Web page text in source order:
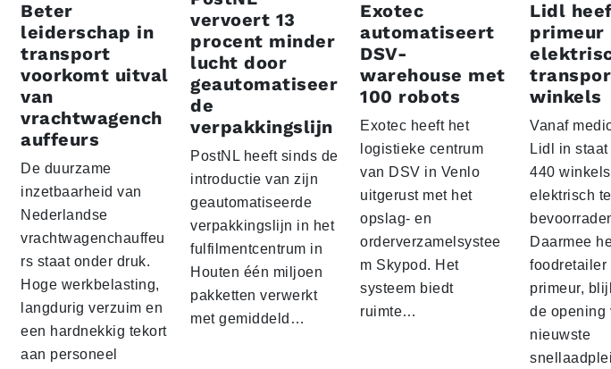
Beter
leiderschap in
transport
voorkomt uitval
van
vrachtwagench
auffeurs
De duurzame
inzetbaarheid van
Nederlandse
vrachtwagenchauffeu
rs staat onder druk.
Hoge werkbelasting,
langdurig verzuim en
een hardnekkig tekort
aan personeel
vervoert 13
procent minder
lucht door
geautomatiseer
de
verpakkingslijn
PostNL heeft sinds de
introductie van zijn
geautomatiseerde
verpakkingslijn in het
fulfilmentcentrum in
Houten één miljoen
pakketten verwerkt
met gemiddeld…
Exotec
automatiseert
DSV-
warehouse met
100 robots
Exotec heeft het
logistieke centrum
van DSV in Venlo
uitgerust met het
opslag- en
orderverzamelsystee
m Skypod. Het
systeem biedt
ruimte…
Lidl
primeur
winkels
Vanaf
Lidl in
440 winkels
elektrisch te
Daarmee
foodretailer
primeur,
de opening
nieuwste